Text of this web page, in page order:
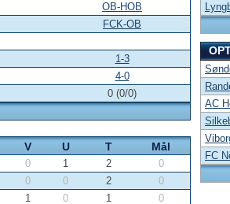
OB-HOB
FCK-OB
1-3
4-0
0 (0/0)
V U T Mål
0 1 2
0
0 0 2
0
1 0 1 0
AC
FC